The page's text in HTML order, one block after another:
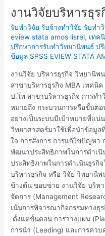
งานวิจัยบริหารธุ
รับทำวิจัย รับจ้างทำวิจัย รับทำ
eview stata amos lisrel, เทค
ปรึกษาการรับทำวิทยานิพนธ์ ป
ข้อมูล SPSS EVIEW STATA
งานวิจัย บริหารธุรกิจ วิทยานิพ
สาขาบริหารธุรกิจ MBA เทคนิ
ป.โท สาขาบริหารธุรกิจ การทำ
หมายถึง กระบวนการหรือขั้นต
อย่างเป็นระบบมีเป้าหมายที่แน่
วิทยาศาสตร์มาใช้เพื่อนำข้อมู
ใจ การสั่งการ การแก้ไขปัญหา
พัฒนาประสิทธิภาพในการดำเนิ
ประสิทธิภาพในการดำเนินธุรกิ
บริหารธุรกิจ หรือ วิจัย วิทยานิพ
ข้างต้น ขอบข่าย งานวิจัย บริห
จัดการ (Management
เน้นการพิจารณากิจกรรมทางธุ
ตั้งแต่ขั้นตอน การวางแผน
การนำ (Leading) และการคว
งาน
บริหารธุรกิจ
วิทยานิพนธ์
MBA